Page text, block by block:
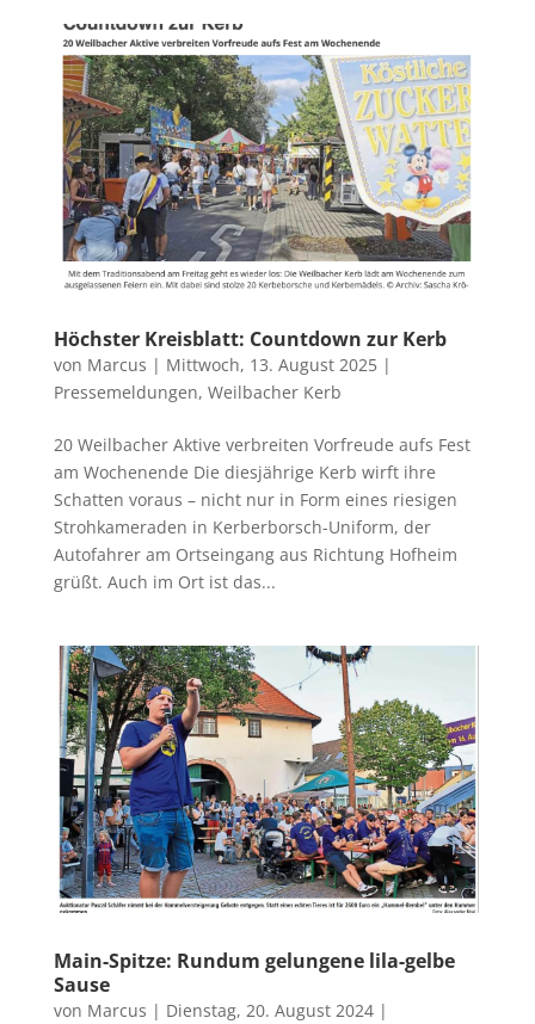
Höchster Kreisblatt: Countdown zur Kerb
von Marcus | Mittwoch, 13. August 2025|
Pressemeldungen, Weilbacher Kerb
20 Weilbacher Aktive verbreiten Vorfreude aufs Fest
am Wochenende Die diesjährige Kerb wirft ihre
Schatten voraus – nicht nur in Form eines riesigen
Strohkameraden in Kerberborsch-Uniform, der
Autofahrer am Ortseingang aus Richtung Hofheim
grüßt. Auch im Ort ist das...
Main-Spitze: Rundum gelungene lila-gelbe
Sause
von Marcus | Dienstag, 20. August 2024|